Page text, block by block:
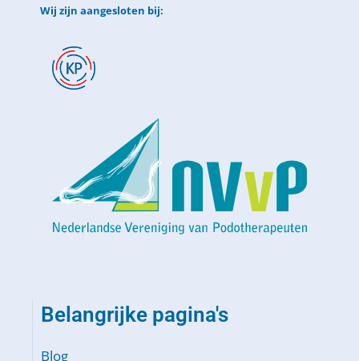
Wij zijn aangesloten bij:
Belangrijke pagina's
Blog